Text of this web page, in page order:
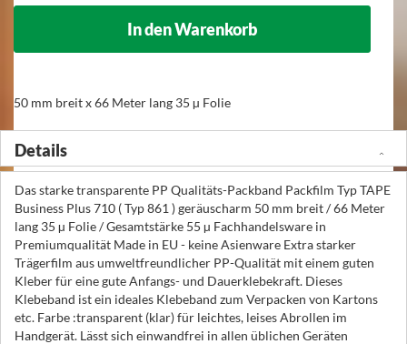
In den Warenkorb
50 mm breit x 66 Meter lang 35 µ Folie
Details
Das starke transparente PP Qualitäts-Packband Packfilm Typ TAPE
Business Plus 710 ( Typ 861 ) geräuscharm 50 mm breit / 66 Meter
lang 35 µ Folie / Gesamtstärke 55 µ Fachhandelsware in
Premiumqualität Made in EU - keine Asienware Extra starker
Trägerfilm aus umweltfreundlicher PP-Qualität mit einem guten
Kleber für eine gute Anfangs- und Dauerklebekraft. Dieses
Klebeband ist ein ideales Klebeband zum Verpacken von Kartons
etc. Farbe :transparent (klar) für leichtes, leises Abrollen im
Handgerät. Lässt sich einwandfrei in allen üblichen Geräten